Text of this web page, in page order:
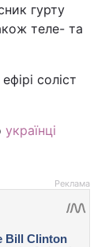
гурту
теле- та
соліст
українці
Реклама